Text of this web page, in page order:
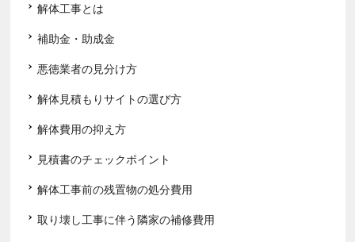
解体工事とは
補助金・助成金
悪徳業者の見分け方
解体見積もりサイトの選び方
解体費用の抑え方
見積書のチェックポイント
解体工事前の残置物の処分費用
取り壊し工事に伴う隣家の補修費用